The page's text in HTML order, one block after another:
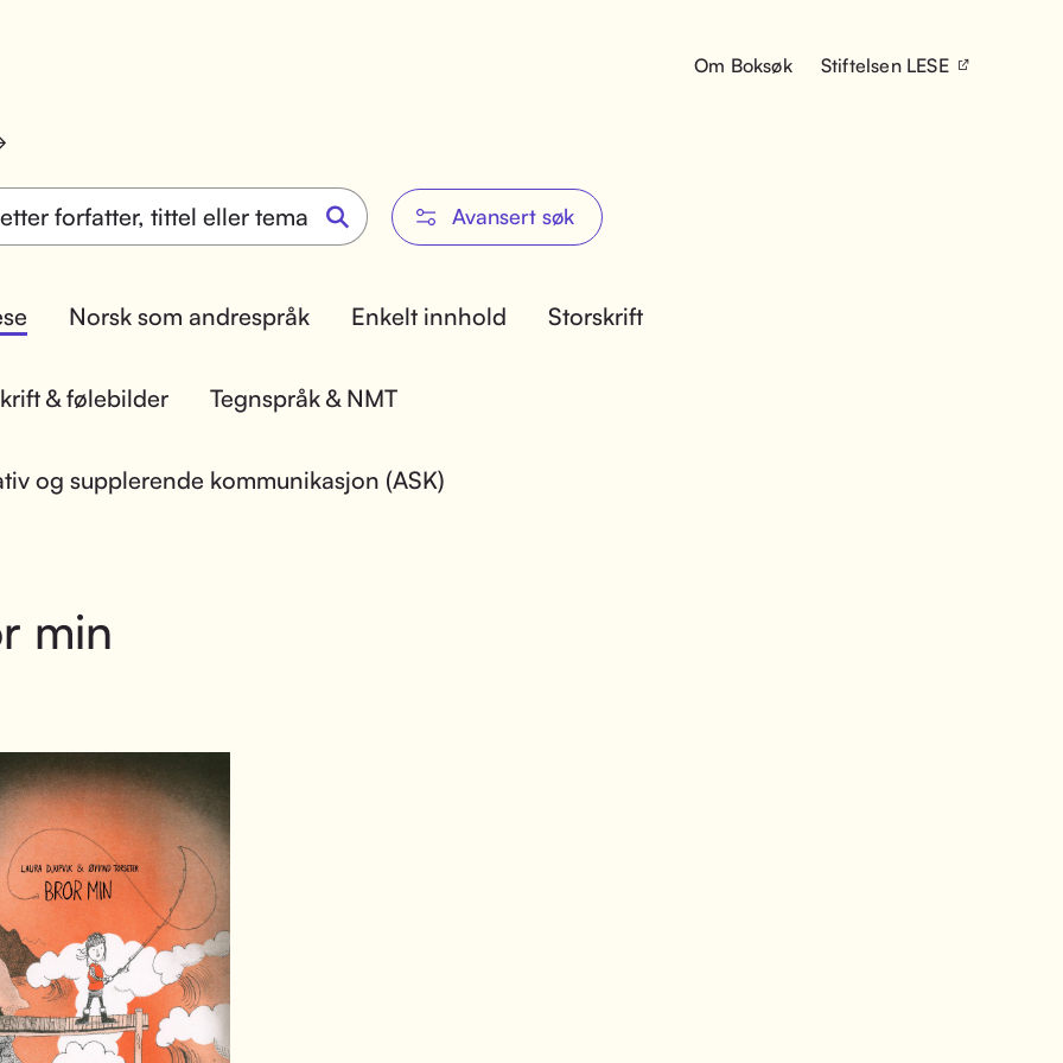
Om Boksøk Stiftelsen LESE
Avansert søk
Norsk som andrespråk Enkelt innhold Storskrift
& følebilder Tegnspråk & NMT
og supplerende kommunikasjon (ASK)
min